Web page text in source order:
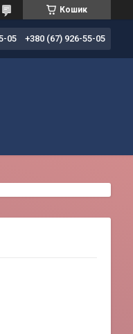
Кошик
05 +380 (67) 926-55-05